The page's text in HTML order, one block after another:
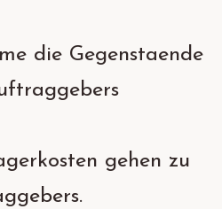
die Gegenstaende
gehen zu